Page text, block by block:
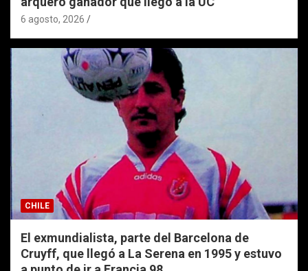
6 agosto, 2026
CHILE
El exmundialista, parte del Barcelona de
Cruyff, que llegó a La Serena en 1995 y estuvo